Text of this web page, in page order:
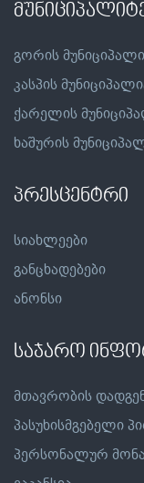
გორის
კასპის
ქარელის
ხაშურის
პრესცენტრი
სიახლეები
განცხადებები
ანონსი
საჯარო
მთავრობის
პასუხისმგებელი
პერსონალურ